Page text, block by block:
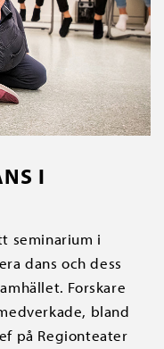
I
seminarium i
dans och dess
Forskare
bland
på Regionteater